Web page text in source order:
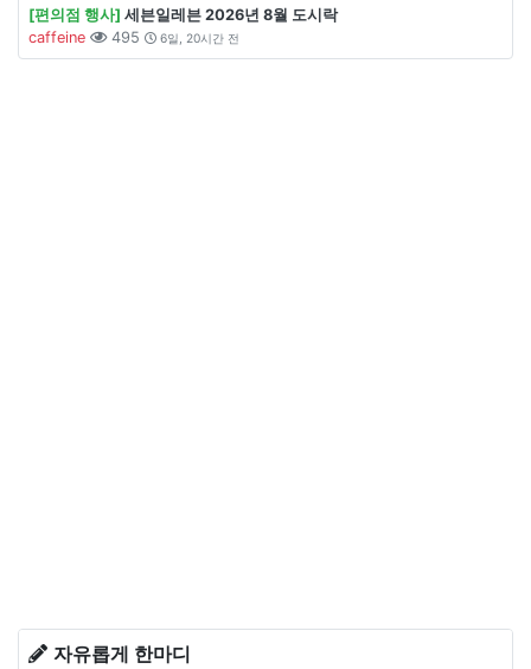
[편의점 행사] 세븐일레븐 2026년 8월 도시락
caffeine
495 6일, 20시간 전
자유롭게 한마디